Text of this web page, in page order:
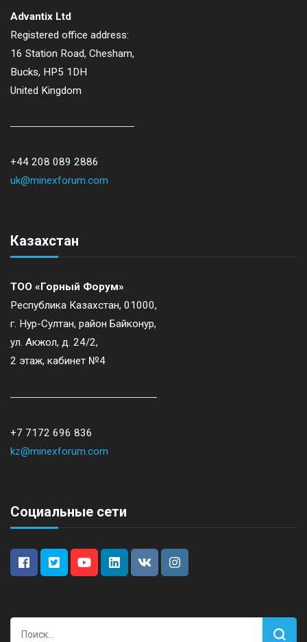
Advantix Ltd
Registered office address:
16 Station Road, Chesham,
Bucks, HP5 1DH
United Kingdom
+44 208 089 2886
uk@minexforum.com
Казахстан
ТОО «Горный Форум»
Республика Казахстан, 01000,
г. Нур-Султан, район Байконур,
ул. Акжол, д. 24/2,
2 этаж, кабинет №4
+7 7172 696 836
kz@minexforum.com
Социальные сети
Найти: